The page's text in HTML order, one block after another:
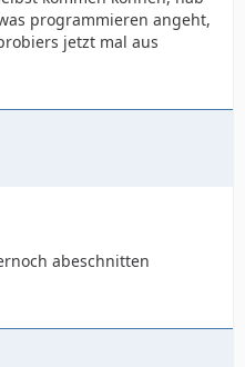
programmieren angeht,
jetzt mal aus
abeschnitten